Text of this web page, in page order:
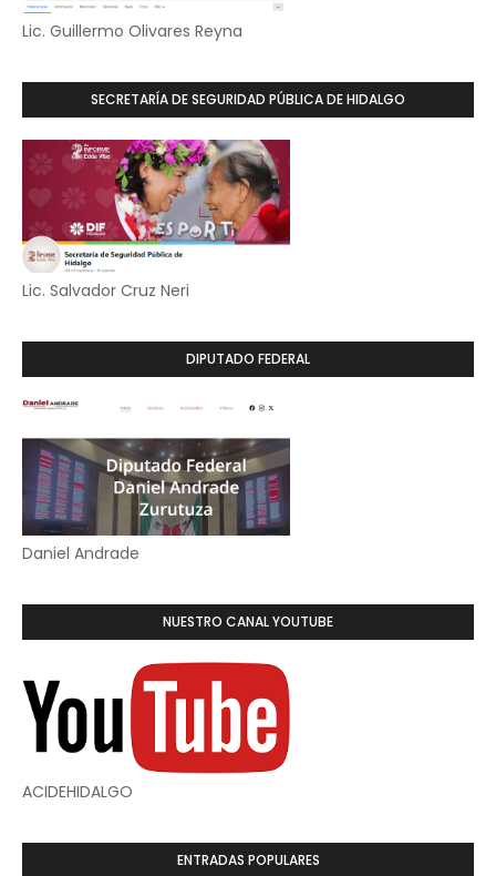
Lic. Guillermo Olivares Reyna
SECRETARÍA DE SEGURIDAD PÚBLICA DE HIDALGO
Lic. Salvador Cruz Neri
DIPUTADO FEDERAL
Daniel Andrade
NUESTRO CANAL YOUTUBE
ACIDEHIDALGO
ENTRADAS POPULARES